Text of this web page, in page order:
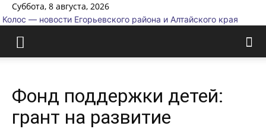
Суббота, 8 августа, 2026
Колос — новости Егорьевского района и Алтайского края
Фонд поддержки детей:
грант на развитие